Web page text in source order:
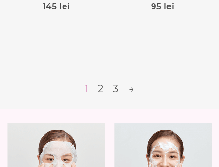
145 lei
95 lei
1 2 3 →